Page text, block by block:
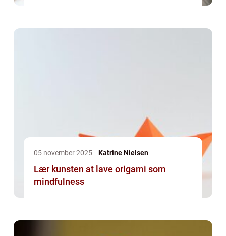
05 november 2025 Katrine Nielsen
Lær kunsten at lave origami som
mindfulness